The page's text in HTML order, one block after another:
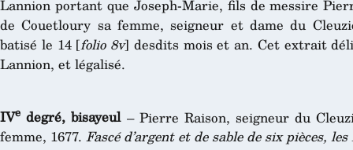
Lannion portant que Joseph-Marie, fils de messire
de Couetloury sa femme, seigneur et dame du
batisé le 14 [folio 8v] desdits mois et an. Cet extrait
Lannion, et légalisé.
IVe degré, bisayeul– Pierre Raison, seigneur du
femme, 1677. Fascé d’argent et de sable de six pièces,